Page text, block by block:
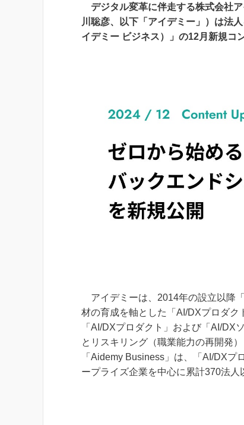
デジタル変革に伴走する株式会社
川聡彦、以下「アイデミー」）は法
イデミー ビジネス）」の12月新規コ
アイデミーは、2014年の設立以降
材の育成を軸とした「AI/DXプロダク
「AI/DXプロダクト」および「AI/
とリスキリング（職業能力の再開発
「Aidemy Business」は、「AI/DX
ープライズ企業を中心に累計370法人